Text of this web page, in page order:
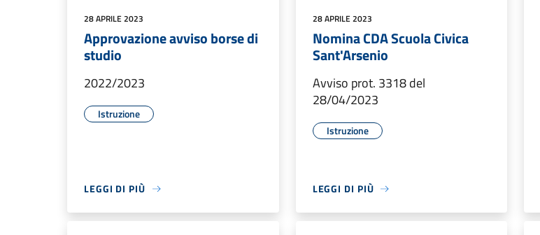
28 APRILE 2023
Approvazione avviso borse di
studio
2022/2023
Istruzione
LEGGI DI PIÙ
28 APRILE 2023
Nomina CDA Scuola Civica
Sant'Arsenio
Avviso prot. 3318 del
28/04/2023
Istruzione
LEGGI DI PIÙ